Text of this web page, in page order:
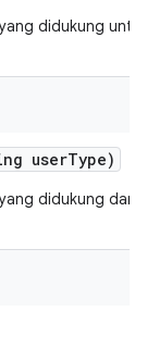
didukung
userType)
didukung dari